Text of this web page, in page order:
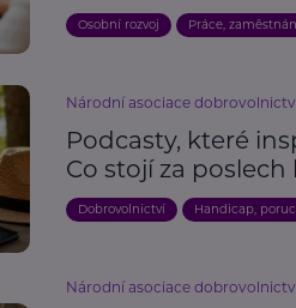
Osobní rozvoj Práce,
Národní asociace dobrovolnictví
Podcasty, které
Co stojí za
Dobrovolnictví Handicap,
Národní asociace dobrovolnictví